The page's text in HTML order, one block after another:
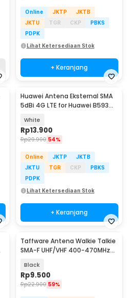
Online JKTP
JKTB
JKTU
TGR CKP
PBKS
PDPK
Lihat Ketersediaan Stok
+ Keranjang
Huawei Antena Eksternal SMA
5dBi 4G LTE for Huawei B593
White
Rp13.900
Rp29.900 54%
Online JKTP
JKTB
JKTU
TGR CKP
PBKS
PDPK
Lihat Ketersediaan Stok
+ Keranjang
Taffware Antena Walkie Talkie
SMA-F UHF/VHF 400-470MHz
Black
Rp9.500
Rp22.900 59%